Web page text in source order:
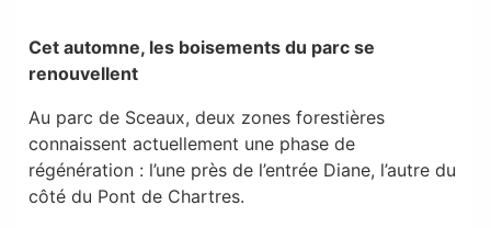
Cet automne, les boisements du parc se
renouvellent
Au parc de Sceaux, deux zones forestières
connaissent actuellement une phase de
régénération : l’une près de l’entrée Diane, l’autre du
côté du Pont de Chartres.